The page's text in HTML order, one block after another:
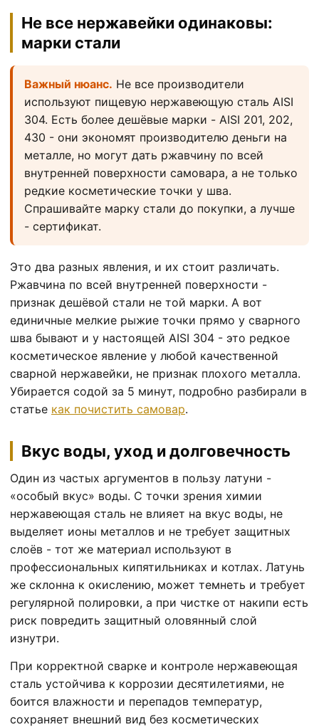
Не все нержавейки одинаковы:
марки стали
Важный нюанс. Не все производители
используют пищевую нержавеющую сталь AISI
304. Есть более дешёвые марки - AISI 201, 202,
430 - они экономят производителю деньги на
металле, но могут дать ржавчину по всей
внутренней поверхности самовара, а не только
редкие косметические точки у шва.
Спрашивайте марку стали до покупки, а лучше
- сертификат.
Это два разных явления, и их стоит различать.
Ржавчина по всей внутренней поверхности -
признак дешёвой стали не той марки. А вот
единичные мелкие рыжие точки прямо у сварного
шва бывают и у настоящей AISI 304 - это редкое
косметическое явление у любой качественной
сварной нержавейки, не признак плохого металла.
Убирается содой за 5 минут, подробно разбирали в
статье как почистить самовар.
Вкус воды, уход и долговечность
Один из частых аргументов в пользу латуни -
«особый вкус» воды. С точки зрения химии
нержавеющая сталь не влияет на вкус воды, не
выделяет ионы металлов и не требует защитных
слоёв - тот же материал используют в
профессиональных кипятильниках и котлах. Латунь
же склонна к окислению, может темнеть и требует
регулярной полировки, а при чистке от накипи есть
риск повредить защитный оловянный слой
изнутри.
При корректной сварке и контроле нержавеющая
сталь устойчива к коррозии десятилетиями, не
боится влажности и перепадов температур,
сохраняет внешний вид без косметических